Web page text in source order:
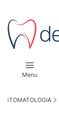
Menu
STOMATOLOGIA